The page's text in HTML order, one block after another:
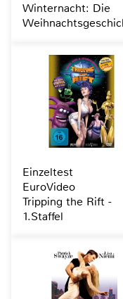
Winternacht: Die
Einzeltest
EuroVideo
Tripping the Rift -
1.Staffel